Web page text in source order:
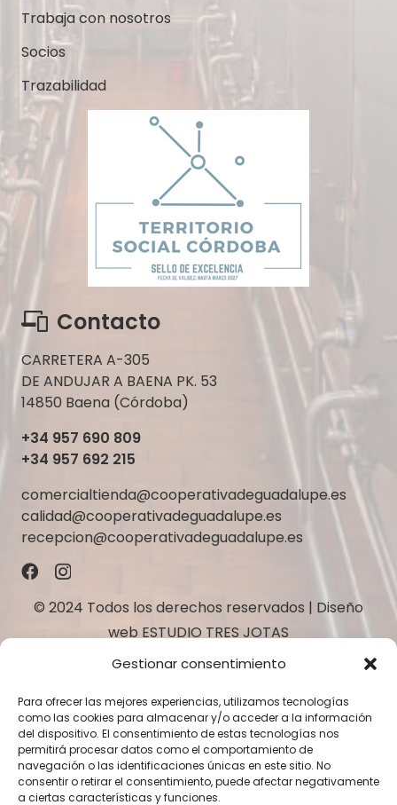
Gestionar consentimiento
Para ofrecer las mejores experiencias, utilizamos tecnologías
como las cookies para almacenar y/o acceder a la información
del dispositivo. El consentimiento de estas tecnologías nos
permitirá procesar datos como el comportamiento de
navegación o las identificaciones únicas en este sitio. No
consentir o retirar el consentimiento, puede afectar negativamente
a ciertas características y funciones.
Trabaja con nosotros
Socios
Trazabilidad
Contacto
CARRETERA A-305
DE ANDUJAR A BAENA PK. 53
14850 Baena (Córdoba)
+34 957 690 809
+34 957 692 215
comercialtienda@cooperativadeguadalupe.es
calidad@cooperativadeguadalupe.es
recepcion@cooperativadeguadalupe.es
© 2024 Todos los derechos reservados | Diseño
web ESTUDIO TRES JOTAS